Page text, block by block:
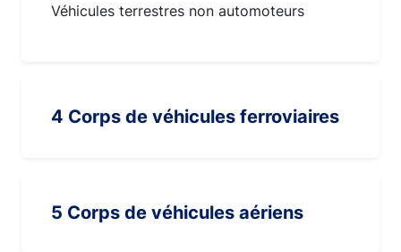
Véhicules terrestres non automoteurs
4 Corps de véhicules ferroviaires
5 Corps de véhicules aériens